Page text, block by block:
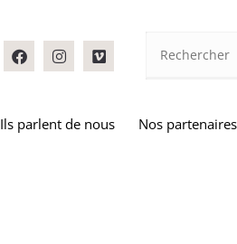
Ils parlent de nous Nos partenaires